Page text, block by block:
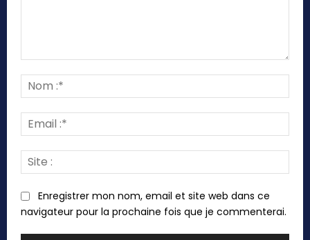
:*
:*
:
Enregistrer mon nom, email et site web dans ce
navigateur pour la prochaine fois que je commenterai.